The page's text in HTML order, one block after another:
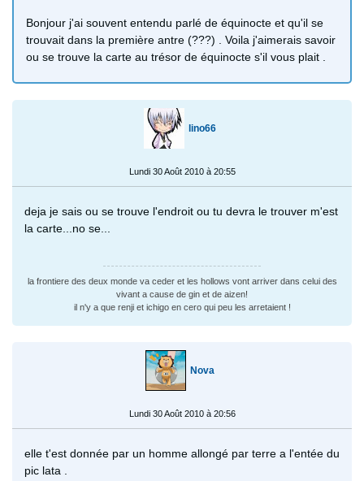
Bonjour j'ai souvent entendu parlé de équinocte et qu'il se
trouvait dans la première antre (???) . Voila j'aimerais savoir
ou se trouve la carte au trésor de équinocte s'il vous plait .
lino66
Lundi 30 Août 2010 à 20:55
deja je sais ou se trouve l'endroit ou tu devra le trouver m'est
la carte...no se...
la frontiere des deux monde va ceder et les hollows vont arriver dans celui des
vivant a cause de gin et de aizen!
il n'y a que renji et ichigo en cero qui peu les arretaient !
Nova
Lundi 30 Août 2010 à 20:56
elle t'est donnée par un homme allongé par terre a l'entée du
pic lata .